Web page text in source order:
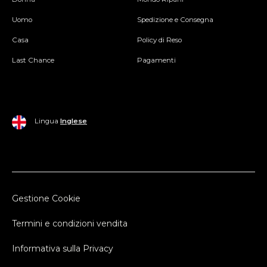
Uomo
Casa
Last Chance
Spedizione e Consegna
Policy di Reso
Pagamenti
Lingua Inglese
Gestione Cookie
Termini e condizioni vendita
Informativa sulla Privacy